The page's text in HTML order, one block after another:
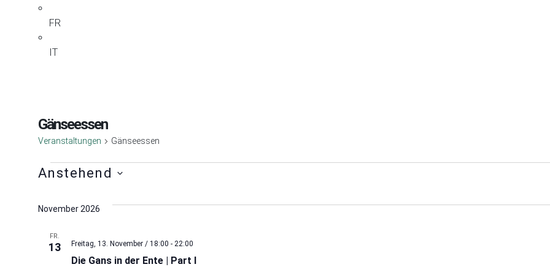
FR
IT
Gänseessen
Veranstaltungen Gänseessen
Anstehend
wählen.
November 2026
FR.
13
Die Gans in der Ente | Part I
Freitag, 13. November / 18:00 - 22:00